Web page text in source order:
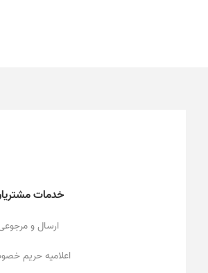
خدمات
ارسال و
اعلامیه حریم